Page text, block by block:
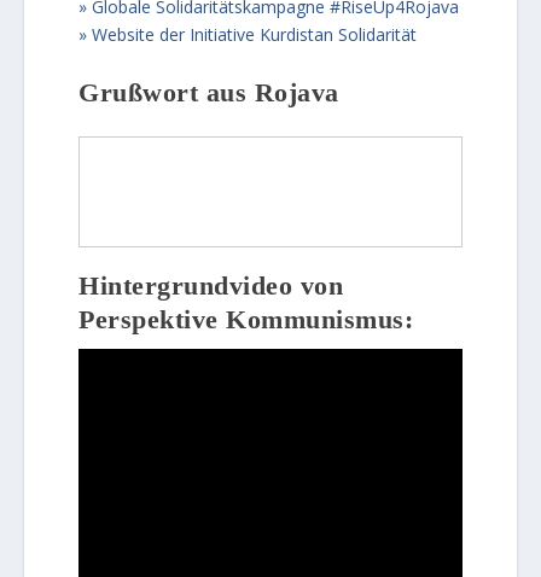
Globale Solidaritätskampagne #RiseUp4Rojava
Website der Initiative Kurdistan Solidarität
Grußwort aus Rojava
Hintergrundvideo von
Perspektive Kommunismus: